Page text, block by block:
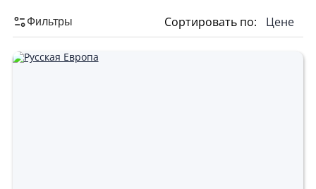
Фильтры Сортировать по: Цене